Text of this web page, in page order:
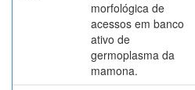
morfológica de
acessos em banco
ativo de
germoplasma da
mamona.